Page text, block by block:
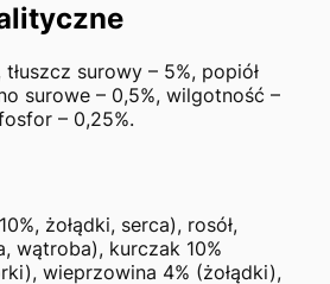
tłuszcz surowy – 5%, popiół
surowe – 0,5%, wilgotność –
– 0,25%.
żołądki, serca), rosół,
wątroba), kurczak 10%
wieprzowina 4% (żołądki),